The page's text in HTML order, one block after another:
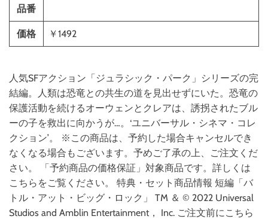
品番
価格 ￥1492
人気SFアクション「ジュラシック・パーク」シリーズの完
結編。人類は恐竜との共生の道を見出せずにいた。恐竜の
保護活動を続けるオーウェンとクレアは、誘拐されたブル
ーの子を救出に向かうが…。‘ユニバーサル・シネマ・コレ
クション’。 ※この商品は、予約した場合キャンセルでき
なくなる場合もございます。予めご了承の上、ご注文くだ
さい。 「予約商品の価格保証」対象商品です。詳しくは
こちらをご覧ください。 特典・セット商品情報 短編「バ
トル・アット・ビッグ・ロック」 TM ＆ © 2022 Universal
Studios and Amblin Entertainment， Inc. ご注文前にこちら